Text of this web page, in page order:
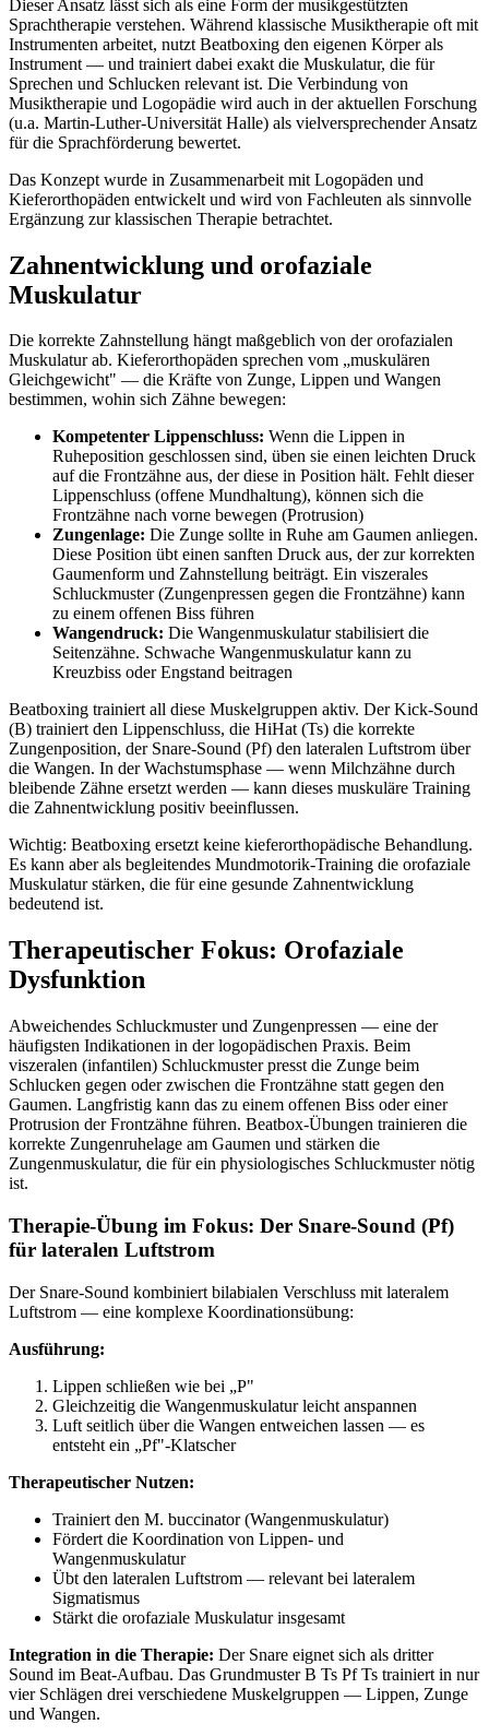
Dieser Ansatz lässt sich als eine Form der musikgestützten
Sprachtherapie verstehen. Während klassische Musiktherapie oft mit
Instrumenten arbeitet, nutzt Beatboxing den eigenen Körper als
Instrument — und trainiert dabei exakt die Muskulatur, die für
Sprechen und Schlucken relevant ist. Die Verbindung von
Musiktherapie und Logopädie wird auch in der aktuellen Forschung
(u.a. Martin-Luther-Universität Halle) als vielversprechender Ansatz
für die Sprachförderung bewertet.
Das Konzept wurde in Zusammenarbeit mit Logopäden und
Kieferorthopäden entwickelt und wird von Fachleuten als sinnvolle
Ergänzung zur klassischen Therapie betrachtet.
Zahnentwicklung und orofaziale
Muskulatur
Die korrekte Zahnstellung hängt maßgeblich von der orofazialen
Muskulatur ab. Kieferorthopäden sprechen vom „muskulären
Gleichgewicht" — die Kräfte von Zunge, Lippen und Wangen
bestimmen, wohin sich Zähne bewegen:
Kompetenter Lippenschluss: Wenn die Lippen in
Ruheposition geschlossen sind, üben sie einen leichten Druck
auf die Frontzähne aus, der diese in Position hält. Fehlt dieser
Lippenschluss (offene Mundhaltung), können sich die
Frontzähne nach vorne bewegen (Protrusion)
Zungenlage: Die Zunge sollte in Ruhe am Gaumen anliegen.
Diese Position übt einen sanften Druck aus, der zur korrekten
Gaumenform und Zahnstellung beiträgt. Ein viszerales
Schluckmuster (Zungenpressen gegen die Frontzähne) kann
zu einem offenen Biss führen
Wangendruck: Die Wangenmuskulatur stabilisiert die
Seitenzähne. Schwache Wangenmuskulatur kann zu
Kreuzbiss oder Engstand beitragen
Beatboxing trainiert all diese Muskelgruppen aktiv. Der Kick-Sound
(B) trainiert den Lippenschluss, die HiHat (Ts) die korrekte
Zungenposition, der Snare-Sound (Pf) den lateralen Luftstrom über
die Wangen. In der Wachstumsphase — wenn Milchzähne durch
bleibende Zähne ersetzt werden — kann dieses muskuläre Training
die Zahnentwicklung positiv beeinflussen.
Wichtig: Beatboxing ersetzt keine kieferorthopädische Behandlung.
Es kann aber als begleitendes Mundmotorik-Training die orofaziale
Muskulatur stärken, die für eine gesunde Zahnentwicklung
bedeutend ist.
Therapeutischer Fokus: Orofaziale
Dysfunktion
Abweichendes Schluckmuster und Zungenpressen — eine der
häufigsten Indikationen in der logopädischen Praxis. Beim
viszeralen (infantilen) Schluckmuster presst die Zunge beim
Schlucken gegen oder zwischen die Frontzähne statt gegen den
Gaumen. Langfristig kann das zu einem offenen Biss oder einer
Protrusion der Frontzähne führen. Beatbox-Übungen trainieren die
korrekte Zungenruhelage am Gaumen und stärken die
Zungenmuskulatur, die für ein physiologisches Schluckmuster nötig
ist.
Therapie-Übung im Fokus: Der Snare-Sound (Pf)
für lateralen Luftstrom
Der Snare-Sound kombiniert bilabialen Verschluss mit lateralem
Luftstrom — eine komplexe Koordinationsübung:
Ausführung:
Lippen schließen wie bei „P"
Gleichzeitig die Wangenmuskulatur leicht anspannen
Luft seitlich über die Wangen entweichen lassen — es
entsteht ein „Pf"-Klatscher
Therapeutischer Nutzen:
Trainiert den M. buccinator (Wangenmuskulatur)
Fördert die Koordination von Lippen- und
Wangenmuskulatur
Übt den lateralen Luftstrom — relevant bei lateralem
Sigmatismus
Stärkt die orofaziale Muskulatur insgesamt
Integration in die Therapie: Der Snare eignet sich als dritter
Sound im Beat-Aufbau. Das Grundmuster B Ts Pf Ts trainiert in nur
vier Schlägen drei verschiedene Muskelgruppen — Lippen, Zunge
und Wangen.